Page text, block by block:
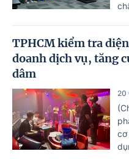
TPHCM kiểm tra
doanh dịch vụ, tăng
dâm
20
cơ